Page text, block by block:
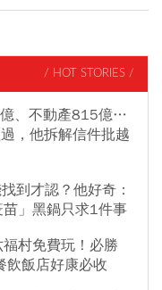
/ HOT STORIES /
、不動產815億…
，他拆解信件批越
到才認？他好奇：
」黑鍋只求1件事
村免費玩！必勝
飯店好康必收